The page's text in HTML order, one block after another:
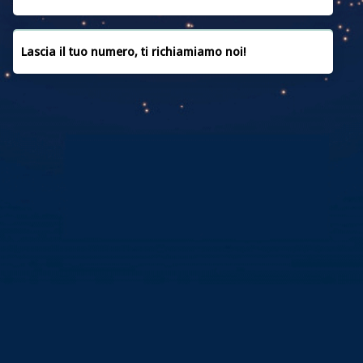
CONTATTACI
PRIVACY POLICY
Lascia il tuo numero, ti richiamiamo noi!